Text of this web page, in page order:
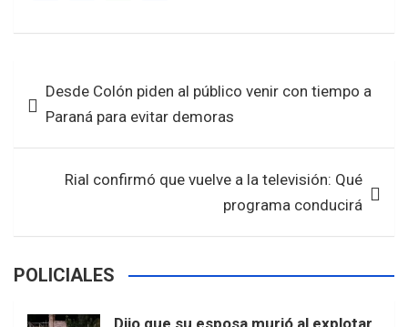
ce
o
o
k
tt at
A
p
p
ar
de
entradas
Desde Colón piden al público venir con tiempo a
Paraná para evitar demoras
Rial confirmó que vuelve a la televisión: Qué
programa conducirá
POLICIALES